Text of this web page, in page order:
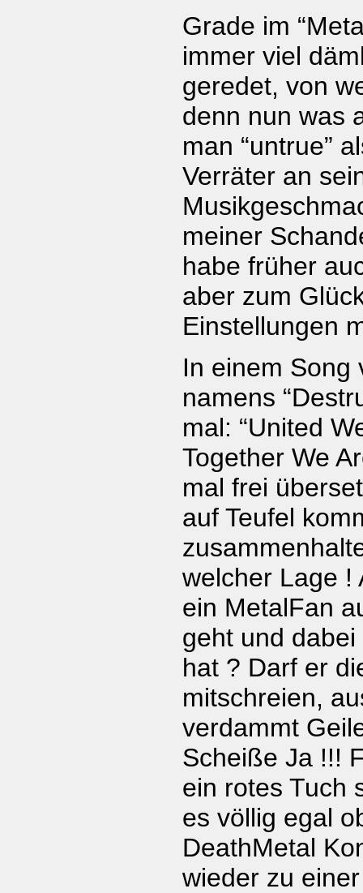
Grade im
immer viel
geredet, von
denn nun was
man “untrue”
Verräter an
meiner
habe früher
aber zum
Einstellungen
In einem Song
namens
mal: “United
Together We
mal frei
auf Teufel
welcher Lage !
ein MetalFan
geht und
hat ? Darf er
mitschreien,
verdammt
Scheiße Ja !!!
ein rotes Tuch
es völlig egal
DeathMetal
wieder zu